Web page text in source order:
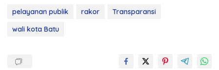
pelayanan publik rakor
Transparansi
wali kota Batu